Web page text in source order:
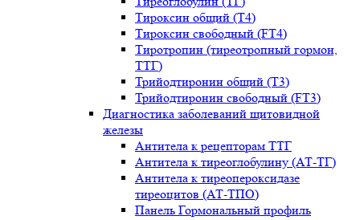
Тироксин общий (Т4)
Тироксин свободный (FT4)
Тиротропин (тиреотропный гормон,
ТТГ)
Трийодтиронин общий (Т3)
Трийодтиронин свободный (FT3)
Диагностика заболеваний щитовидной
железы
Антитела к рецепторам ТТГ
Антитела к тиреоглобулину (АТ-ТГ)
Антитела к тиреопероксидазе
тиреоцитов (АТ-ТПО)
Панель Гормональный профиль